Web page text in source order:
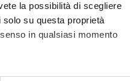
la possibilità di scegliere
su questa proprietà
in qualsiasi momento